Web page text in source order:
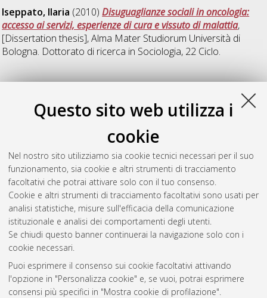
Questo sito web utilizza i
cookie
Nel nostro sito utilizziamo sia cookie tecnici necessari per il suo
funzionamento, sia cookie e altri strumenti di tracciamento
facoltativi che potrai attivare solo con il tuo consenso.
Cookie e altri strumenti di tracciamento facoltativi sono usati per
analisi statistiche, misure sull'efficacia della comunicazione
istituzionale e analisi dei comportamenti degli utenti.
Se chiudi questo banner continuerai la navigazione solo con i
cookie necessari.
Puoi esprimere il consenso sui cookie facoltativi attivando
l'opzione in "Personalizza cookie" e, se vuoi, potrai esprimere
consensi più specifici in "Mostra cookie di profilazione".
Iseppato, Ilaria (2010)Disuguaglianze sociali in oncologia:
accesso ai servizi, esperienze di cura e vissuto di malattia,
[Dissertation thesis], Alma Mater Studiorum Università di
Bologna. Dottorato di ricerca in Sociologia, 22 Ciclo.
28
Martino, Fausta (2016)La valutazione di modelli e
sperimentazioni di progettazione partecipata sociale e socio-
, [Dissertation thesis], Alma Mater Studiorum
Università di Bologna. Dottorato di ricerca inSociologia, 28
Ciclo. DOI 10.6092/unibo/amsdottorato/7304.
Questa lista e' stata generata ilSat Aug 8 20:47:55 2026
Atom
Rss 1.0
Rss 2.0